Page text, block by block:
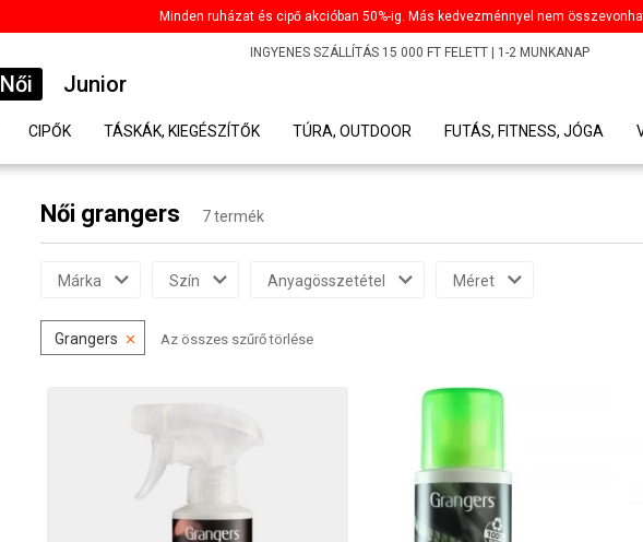
Minden ruházat és cipő akcióban 50%-ig. Más kedvezménnyel nem
INGYENES SZÁLLÍTÁS 15 000 FT FELETT | 1-2 MUNKANAP
Női Junior
CIPŐK TÁSKÁK, KIEGÉSZÍTŐK TÚRA, OUTDOOR FUTÁS, FITNESS, JÓGA
Női grangers 7 termék
Márka Szín Anyagösszetétel Méret
Grangers Az összes szűrő törlése